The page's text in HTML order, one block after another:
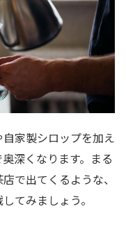
家製シロップを加え
深くなります。まる
で出てくるような、
てみましょう。